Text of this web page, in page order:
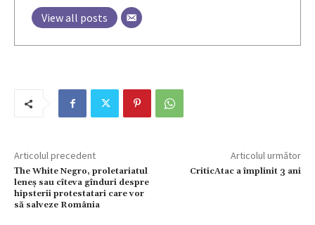
View all posts
Articolul precedent
Тhe White Negro, proletariatul
leneş sau cîteva gînduri despre
hipsterii protestatari care vor
să salveze România
Articolul următor
CriticAtac a împlinit 3 ani